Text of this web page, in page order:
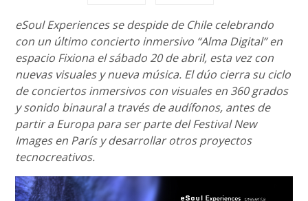
eSoul Experiences se despide de Chile celebrando
con un último concierto inmersivo “Alma Digital” en
espacio Fixiona el sábado 20 de abril, esta vez con
nuevas visuales y nueva música. El dúo cierra su ciclo
de conciertos inmersivos con visuales en 360 grados
y sonido binaural a través de audífonos, antes de
partir a Europa para ser parte del Festival New
Images en París y desarrollar otros proyectos
tecnocreativos.